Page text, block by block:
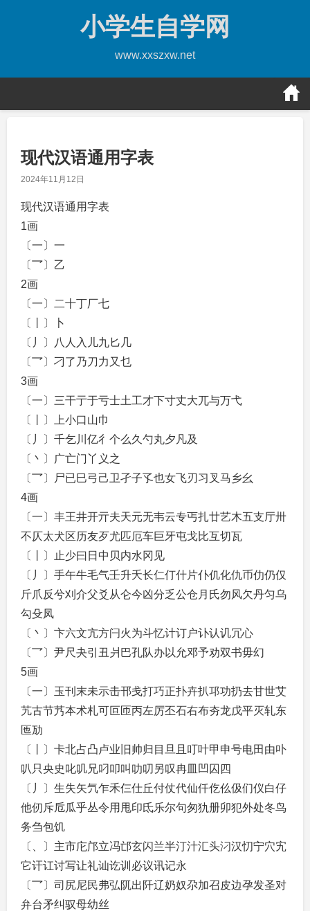
小学生自学网
www.xxszxw.net
现代汉语通用字表
2024年11月12日
现代汉语通用字表
1画
〔一〕一
〔乛〕乙
2画
〔一〕二十丁厂七
〔丨〕卜
〔丿〕八人入儿九匕几
〔乛〕刁了乃刀力又乜
3画
〔一〕三干亍于亏士土工才下寸丈大兀与万弋
〔丨〕上小口山巾
〔丿〕千乞川亿彳个么久勺丸夕凡及
〔丶〕广亡门丫义之
〔乛〕尸已巳弓己卫孑子孓也女飞刃习叉马乡幺
4画
〔一〕丰王井开亓夫天元无韦云专丐扎廿艺木五支厅卅
不仄太犬区历友歹尤匹厄车巨牙屯戈比互切瓦
〔丨〕止少曰日中贝内水冈见
〔丿〕手午牛毛气壬升夭长仁仃什片仆仉化仇币仂仍仅
斤爪反兮刈介父爻从仑今凶分乏公仓月氏勿风欠丹匀乌
勾殳凤
〔丶〕卞六文亢方闩火为斗忆计订户讣认讥冗心
〔乛〕尹尺夬引丑爿巴孔队办以允邓予劝双书毋幻
5画
〔一〕玉刊末未示击邗戋打巧正扑卉扒邛功扔去甘世艾
艽古节艿本术札可叵匝丙左厉丕石右布夯龙戊平灭轧东
匜劢
〔丨〕卡北占凸卢业旧帅归目旦且叮叶甲申号电田由卟
叭只央史叱叽兄叼叩叫叻叨另叹冉皿凹囚四
〔丿〕生失矢氕乍禾仨仕丘付仗代仙仟仡仫伋们仪白仔
他仞斥卮瓜乎丛令用甩印氐乐尔句匆犰册卯犯外处冬鸟
务刍包饥
〔、〕主市庀邝立冯邙玄闪兰半汀汁汇头汈汉忉宁穴宄
它讦讧讨写让礼讪讫训必议讯记永
〔乛〕司尻尼民弗弘阢出阡辽奶奴尕加召皮边孕发圣对
弁台矛纠驭母幼丝